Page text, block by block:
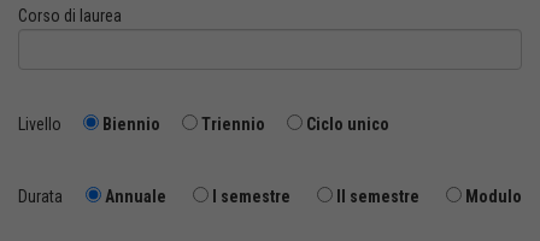
Corso di laurea
Livello Biennio Triennio Ciclo unico
Durata Annuale I semestre II semestre Modulo